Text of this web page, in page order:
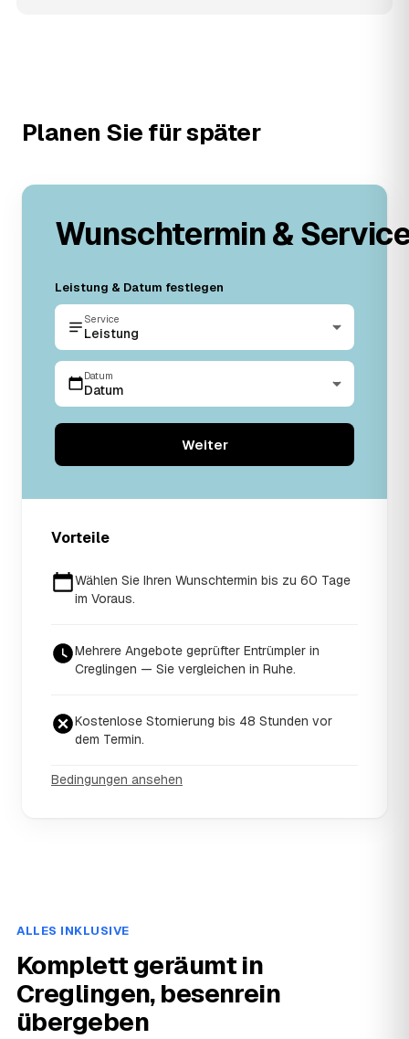
Planen Sie für später
Wunschtermin &
Leistung & Datum festlegen
Service
Leistung
Datum
Datum
Weiter
Vorteile
Wählen Sie Ihren Wunschtermin bis zu 60 Tage
im Voraus.
Mehrere Angebote geprüfter Entrümpler in
Creglingen — Sie vergleichen in Ruhe.
Kostenlose Stornierung bis 48 Stunden vor
dem Termin.
Bedingungen ansehen
ALLES INKLUSIVE
Komplett geräumt in
Creglingen, besenrein
übergeben